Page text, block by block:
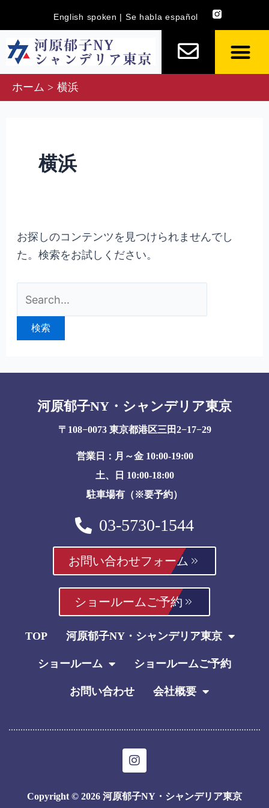
を
ッ
English spoken | Se habla español
ホーム 横浜
横浜
お探しのコンテンツを見つけられませんでし
た。検索をお試しください。
対
象:
河原郁子NY・シャンデリア東京
〒108−0073 東京都港区三田2−17−29
営業日：月～金 10:00-19:00
土、日 10:00-18:00
駐車場有（※要予約）
03-5730-1544
お問い合わせフォーム
ショールームご予約
TOP 河原郁子NY・シャンデリア東京
ショールーム ショールームご予約
お問い合わせ 会社概要
I
n
t
a
Copyright © 2026 河原郁子NY・シャンデリア東京